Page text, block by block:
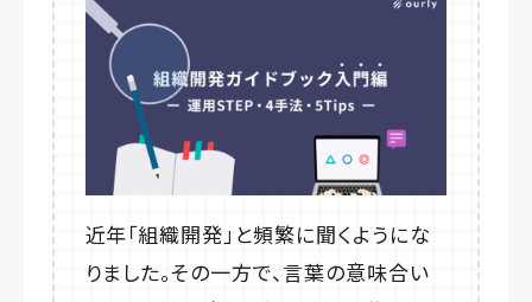
近年「組織開発」と頻繁に聞くようにな
りました。その一方で、言葉の意味合い